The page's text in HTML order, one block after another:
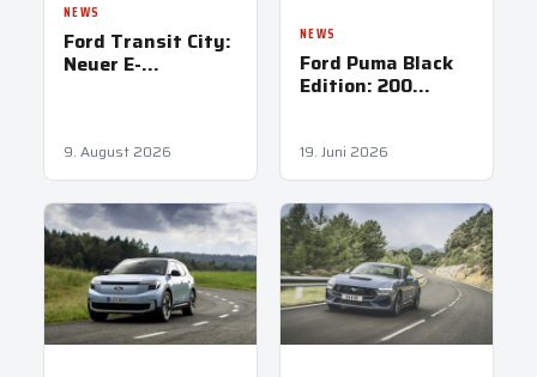
NEWS
Ford Transit City:
Neuer E-
9. August 2026
NEWS
Ford Puma Black
Edition: 200
Österreich
19. Juni 2026